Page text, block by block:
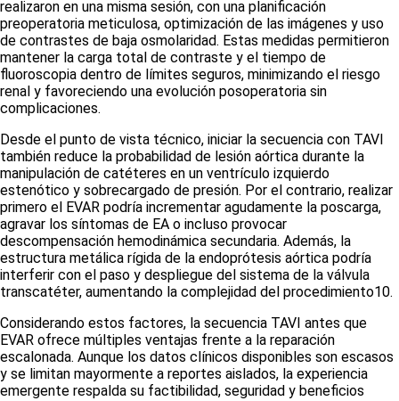
realizaron en una misma sesión, con una planificación
preoperatoria meticulosa, optimización de las imágenes y uso
de contrastes de baja osmolaridad. Estas medidas permitieron
mantener la carga total de contraste y el tiempo de
fluoroscopia dentro de límites seguros, minimizando el riesgo
renal y favoreciendo una evolución posoperatoria sin
complicaciones.
Desde el punto de vista técnico, iniciar la secuencia con TAVI
también reduce la probabilidad de lesión aórtica durante la
manipulación de catéteres en un ventrículo izquierdo
estenótico y sobrecargado de presión. Por el contrario, realizar
primero el EVAR podría incrementar agudamente la poscarga,
agravar los síntomas de EA o incluso provocar
descompensación hemodinámica secundaria. Además, la
estructura metálica rígida de la endoprótesis aórtica podría
interferir con el paso y despliegue del sistema de la válvula
transcatéter, aumentando la complejidad del procedimiento10.
Considerando estos factores, la secuencia TAVI antes que
EVAR ofrece múltiples ventajas frente a la reparación
escalonada. Aunque los datos clínicos disponibles son escasos
y se limitan mayormente a reportes aislados, la experiencia
emergente respalda su factibilidad, seguridad y beneficios